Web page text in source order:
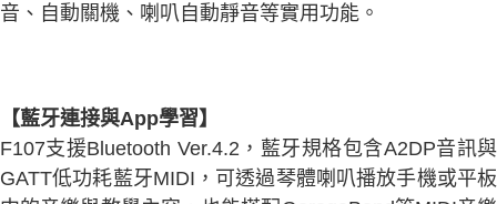
音、自動關機、喇叭自動靜音等實用功能。
【藍牙連接與App學習】
F107支援Bluetooth Ver.4.2，藍牙規格包含A2DP音訊與
GATT低功耗藍牙MIDI，可透過琴體喇叭播放手機或平板